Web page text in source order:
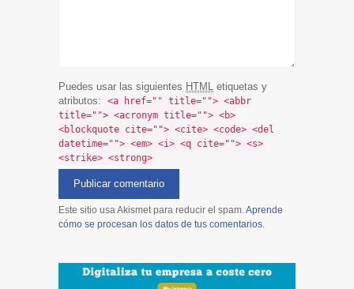
Puedes usar las siguientes HTML etiquetas y
atributos:
<a href="" title=""> <abbr
title=""> <acronym title=""> <b>
<blockquote cite=""> <cite> <code> <del
datetime=""> <em> <i> <q cite=""> <s>
<strike> <strong>
Este sitio usa Akismet para reducir el spam.Aprende
cómo se procesan los datos de tus comentarios.